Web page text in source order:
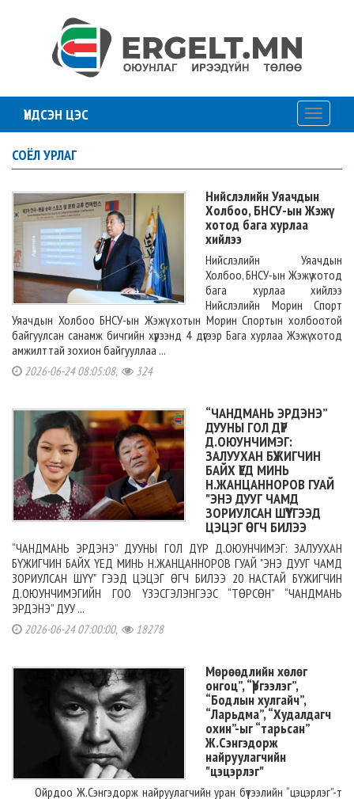
ҮНДСЭН ЦЭС
Toggle
СОЁЛ УРЛАГ
Нийслэлийн Уяачдын
Холбоо, БНСУ-ын Жэжү
хотод бага хурлаа
хийлээ
Нийслэлийн Уяачдын
Холбоо, БНСУ-ын Жэжү хотод
бага хурлаа хийлээ
Нийслэлийн Морин Спорт
Уяачдын Холбоо БНСУ-ын Жэжү хотын Морин Спортын холбоотой
байгуулсан санамж бичгийн хүрээнд 4 дүгээр Бага хурлаа Жэжү хотод
амжилттай зохион байгууллаа ...
2026-06-24 08:05:08, 324
“ЧАНДМАНЬ ЭРДЭНЭ”
ДУУНЫ ГОЛ ДҮР
Д.ОЮУНЧИМЭГ:
ЗАЛУУХАН БҮЖИГЧИН
БАЙХ ҮЕД МИНЬ
Н.ЖАНЦАННОРОВ ГУАЙ
"ЭНЭ ДУУГ ЧАМД
ЗОРИУЛСАН ШҮҮ" ГЭЭД
ЦЭЦЭГ ӨГЧ БИЛЭЭ
“ЧАНДМАНЬ ЭРДЭНЭ” ДУУНЫ ГОЛ ДҮР Д.ОЮУНЧИМЭГ: ЗАЛУУХАН
БҮЖИГЧИН БАЙХ ҮЕД МИНЬ Н.ЖАНЦАННОРОВ ГУАЙ "ЭНЭ ДУУГ ЧАМД
ЗОРИУЛСАН ШҮҮ" ГЭЭД ЦЭЦЭГ ӨГЧ БИЛЭЭ 20 НАСТАЙ БҮЖИГЧИН
Д.ОЮУНЧИМЭГИЙН ГОО ҮЗЭСГЭЛЭНГЭЭС “ТӨРСӨН” “ЧАНДМАНЬ
ЭРДЭНЭ” ДУУ ...
2026-06-24 07:00:00, 18278
Мөрөөдлийн хөлөг
онгоц”, “Үргээлэг”,
“Бодлын хулгайч”,
“Ларьдма”, “Худалдагч
охин”-ыг “тарьсан”
Ж.Сэнгэдорж
найруулагчийн
"цэцэрлэг"
Ойрдоо Ж.Сэнгэдорж найруулагчийн уран бүтээлийн “цэцэрлэг”-т